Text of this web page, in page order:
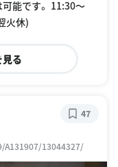
能です。 11:30〜
火休)
る
13044327/
47